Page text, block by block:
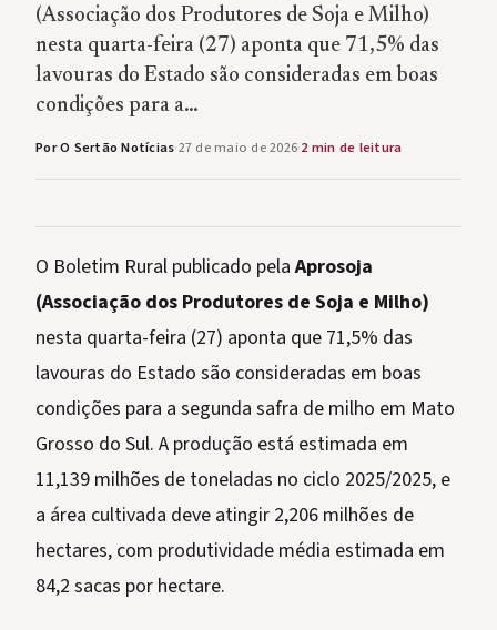
(Associação dos Produtores de Soja e Milho)
nesta quarta-feira (27) aponta que 71,5% das
lavouras do Estado são consideradas em boas
condições para a…
Por O Sertão Notícias·27 de maio de 2026·2 min de leitura
O Boletim Rural publicado pelaAprosoja
(Associação dos Produtores de Soja e Milho)
nesta quarta-feira (27) aponta que 71,5% das
lavouras do Estado são consideradas em boas
condições para a segunda safra de milho em Mato
Grosso do Sul. A produção está estimada em
11,139 milhões de toneladas no ciclo 2025/2025, e
a área cultivada deve atingir 2,206 milhões de
hectares, com produtividade média estimada em
84,2 sacas por hectare.